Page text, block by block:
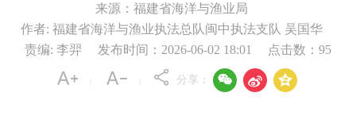
来源：福建省海洋与渔业局
作者: 福建省海洋与渔业执法总队闽中执法支队 吴国华
责编: 李羿
发布时间：2026-06-02 18:01 点击数： 95
分享：   